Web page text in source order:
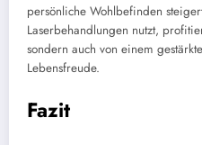
persönliche Wohlbefinden
Laserbehandlungen nutzt,
sondern auch von einem
Lebensfreude.
Fazit